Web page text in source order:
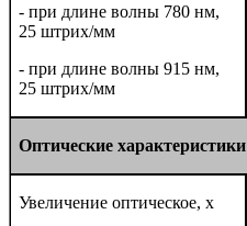
- при длине волны 780 нм,
25 штрих/мм
- при длине волны 915 нм,
25 штрих/мм
Оптические характеристики
Увеличение оптическое, x